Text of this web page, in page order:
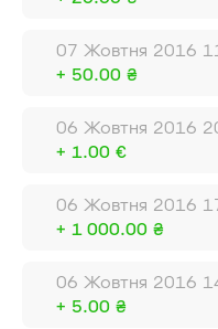
07 Жовтня 2016
+ 50.00 ₴
06 Жовтня 2016
+ 1.00 €
06 Жовтня 2016
+ 1 000.00 ₴
06 Жовтня 2016
+ 5.00 ₴